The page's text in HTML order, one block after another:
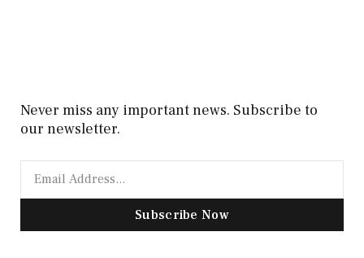
Never miss any important news. Subscribe to
our newsletter.
Subscribe Now